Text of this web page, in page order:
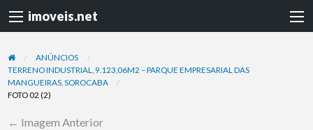
imoveis.net
ANÚNCIOS
TERRENO INDUSTRIAL, 9.123,06M2 – PARQUE EMPRESARIAL DAS
MANGUEIRAS, SOROCABA
FOTO 02 (2)
← Imagem Anterior